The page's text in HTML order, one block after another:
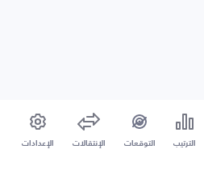
الترتيب التوقعات الإنتقالات الإعدادات